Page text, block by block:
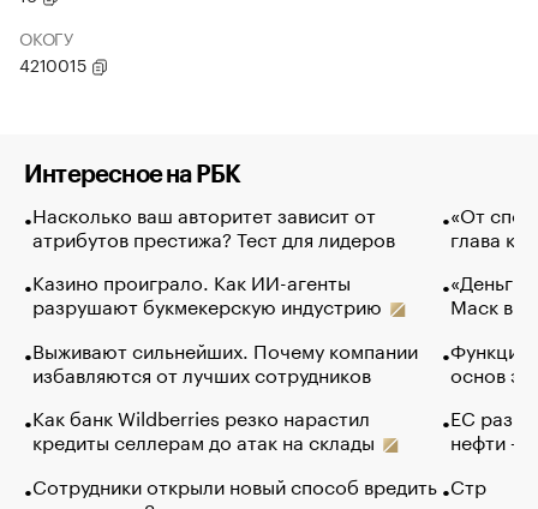
ОКОГУ
4210015
Интересное на РБК
Насколько ваш авторитет зависит от
атрибутов престижа? Тест для лидеров
Казино проиграло. Как ИИ-агенты
разрушают букмекерскую индустрию
Выживают сильнейших. Почему компании
избавляются от лучших сотрудников
Как банк Wildberries резко нарастил
кредиты селлерам до атак на склады
Сотрудники открыли новый способ вредить
«От
глава
«Деньги
Маск в
Функции
основ
ЕС
нефти —
Стр